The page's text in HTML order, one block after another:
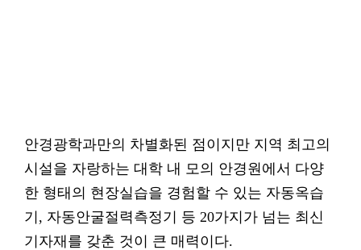
안경광학과만의 차별화된 점이지만 지역 최고의
시설을 자랑하는 대학 내 모의 안경원에서 다양
한 형태의 현장실습을 경험할 수 있는 자동옥습
기, 자동안굴절력측정기 등 20가지가 넘는 최신
기자재를 갖춘 것이 큰 매력이다.